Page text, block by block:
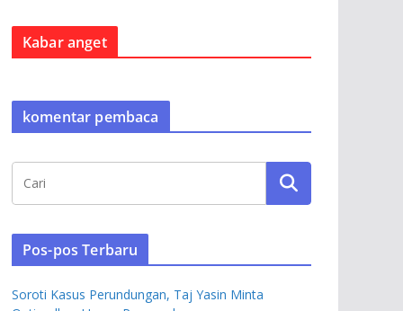
Kabar anget
komentar pembaca
Pos-pos Terbaru
Soroti Kasus Perundungan, Taj Yasin Minta